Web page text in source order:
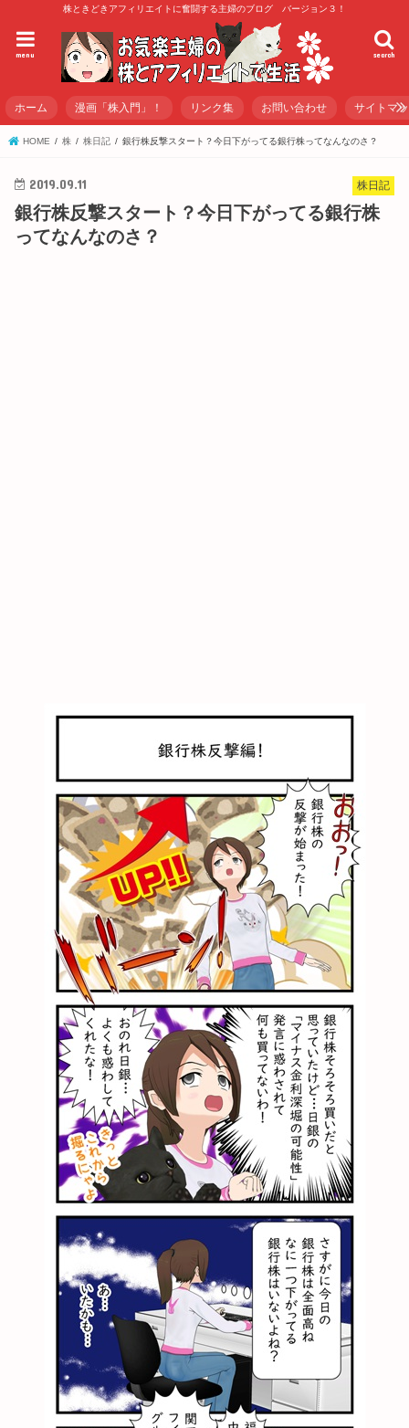
株ときどきアフィリエイトに奮闘する主婦のブログ バージョン３！
search
menu
ホーム 漫画「株入門」！ リンク集 お問い合わせ サイトマ
HOME 株 株日記 銀行株反撃スタート？今日下がってる銀行株ってなんなのさ？
株日記
2019.09.11
銀行株反撃スタート？今日下がってる銀行株
ってなんなのさ？